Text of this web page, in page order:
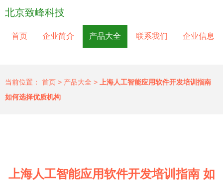
北京致峰科技
首页 企业简介 产品大全 联系我们 企业信息
当前位置： 首页 > 产品大全 >
上海人工智能应用软件开发培训指南
如何选择优质机构
上海人工智能应用软件开发培训指南 如